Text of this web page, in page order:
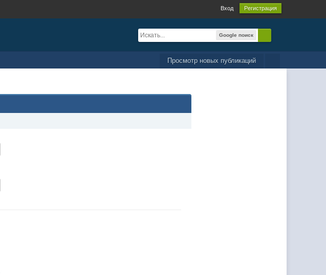
Вход Регистрация
Google поиск
Просмотр новых публикаций